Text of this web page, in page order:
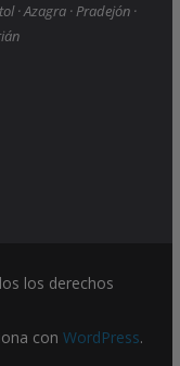
· Azagra · Pradejón ·
los derechos
conWordPress.